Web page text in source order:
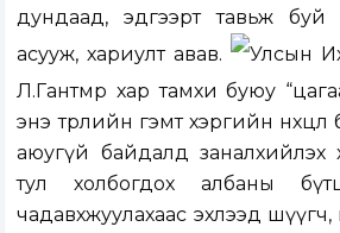
дундаад, эдгээрт тавьж буй
асууж, хариулт авав.
Улсын
Л.Гантөмөр хар тамхи буюу
энэ төрлийн гэмт хэргийн
аюугүй байдалд заналхийлэх
тул холбогдох албаны
чадавхжуулахаас эхлээд